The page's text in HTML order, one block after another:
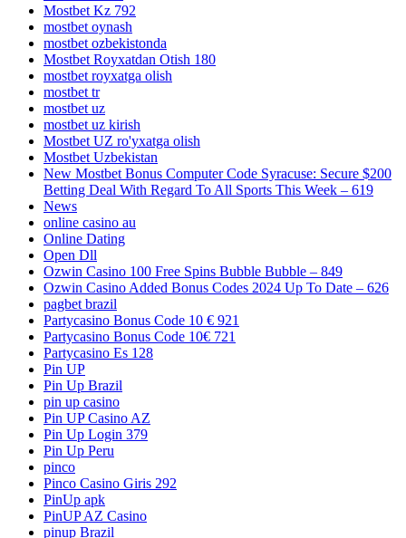
Mostbet Kz 792
mostbet oynash
mostbet ozbekistonda
Mostbet Royxatdan Otish 180
mostbet royxatga olish
mostbet tr
mostbet uz
mostbet uz kirish
Mostbet UZ ro'yxatga olish
Mostbet Uzbekistan
New Mostbet Bonus Computer Code Syracuse: Secure $200
Betting Deal With Regard To All Sports This Week – 619
News
online casino au
Online Dating
Open Dll
Ozwin Casino 100 Free Spins Bubble Bubble – 849
Ozwin Casino Added Bonus Codes 2024 Up To Date – 626
pagbet brazil
Partycasino Bonus Code 10 € 921
Partycasino Bonus Code 10€ 721
Partycasino Es 128
Pin UP
Pin Up Brazil
pin up casino
Pin UP Casino AZ
Pin Up Login 379
Pin Up Peru
pinco
Pinco Casino Giris 292
PinUp apk
PinUP AZ Casino
pinup Brazil